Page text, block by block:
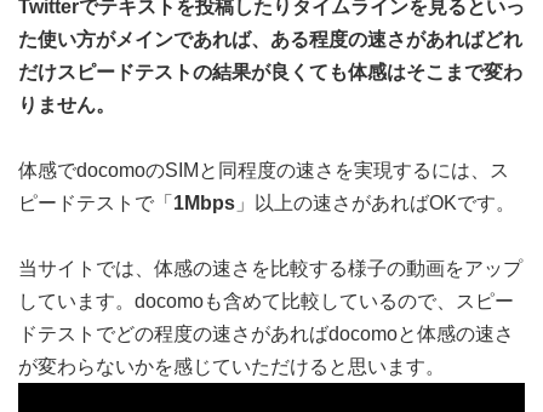
Twitterでテキストを投稿したりタイムラインを見るといっ
た使い方がメインであれば、ある程度の速さがあればどれ
だけスピードテストの結果が良くても体感はそこまで変わ
りません。
体感でdocomoのSIMと同程度の速さを実現するには、ス
ピードテストで「 1Mbps 」以上の速さがあればOKです。
当サイトでは、体感の速さを比較する様子の動画をアップ
しています。docomoも含めて比較しているので、スピー
ドテストでどの程度の速さがあればdocomoと体感の速さ
が変わらないかを感じていただけると思います。